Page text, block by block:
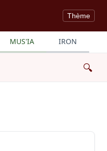
Thème
MUS'IA IRON
🔍